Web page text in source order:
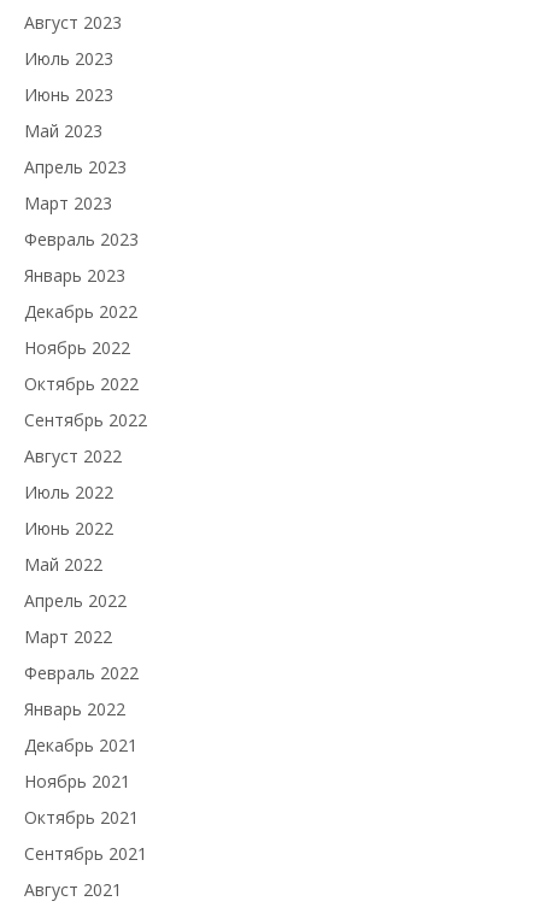
Август 2023
Июль 2023
Июнь 2023
Май 2023
Апрель 2023
Март 2023
Февраль 2023
Январь 2023
Декабрь 2022
Ноябрь 2022
Октябрь 2022
Сентябрь 2022
Август 2022
Июль 2022
Июнь 2022
Май 2022
Апрель 2022
Март 2022
Февраль 2022
Январь 2022
Декабрь 2021
Ноябрь 2021
Октябрь 2021
Сентябрь 2021
Август 2021